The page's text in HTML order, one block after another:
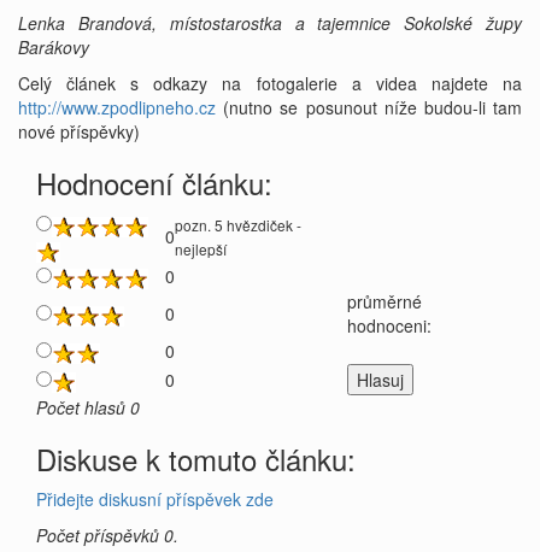
Lenka Brandová, místostarostka a tajemnice Sokolské župy
Barákovy
Celý článek s odkazy na fotogalerie a videa najdete na
http://www.zpodlipneho.cz (nutno se posunout níže budou-li tam
nové příspěvky)
Hodnocení článku:
0pozn. 5 hvězdiček -
nejlepší
0
0
průměrné
hodnoceni:
0
0
Počet hlasů 0
Diskuse k tomuto článku:
Přidejte diskusní příspěvek zde
Počet příspěvků 0.